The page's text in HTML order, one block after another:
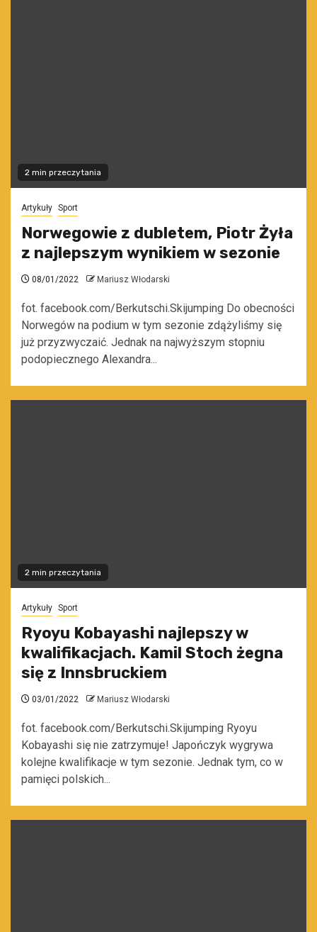
2 min przeczytania
Artykuły Sport
Norwegowie z dubletem, Piotr Żyła
z najlepszym wynikiem w sezonie
08/01/2022 Mariusz Włodarski
fot. facebook.com/Berkutschi.Skijumping Do obecności
Norwegów na podium w tym sezonie zdążyliśmy się
już przyzwyczaić. Jednak na najwyższym stopniu
podopiecznego Alexandra...
2 min przeczytania
Artykuły Sport
Ryoyu Kobayashi najlepszy w
kwalifikacjach. Kamil Stoch żegna
się z Innsbruckiem
03/01/2022 Mariusz Włodarski
fot. facebook.com/Berkutschi.Skijumping Ryoyu
Kobayashi się nie zatrzymuje! Japończyk wygrywa
kolejne kwalifikacje w tym sezonie. Jednak tym, co w
pamięci polskich...